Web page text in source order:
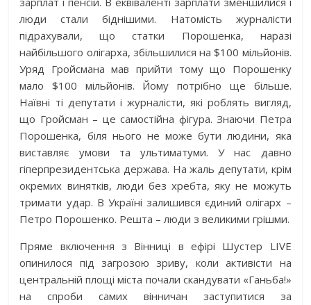
люди стали біднішими. Натомість журналісти
підрахували, що статки Порошенка, наразі
найбільшого олігарха, збільшилися на $100 мільйонів.
Уряд Гройсмана мав прийти тому що Порошенку
мало $100 мільйонів. Йому потрібно ще більше.
Наївні ті депутати і журналісти, які роблять вигляд,
що Гройсман – це самостійна фігура. Знаючи Петра
Порошенка, біля нього не може бути людини, яка
виставляє умови та ультиматуми. У нас давно
гіперпрезидентська держава. На жаль депутати, крім
окремих винятків, люди без хребта, яку не можуть
тримати удар. В Україні залишився єдиний олігарх –
Петро Порошенко. Решта – люди з великими грішми.
Пряме включення з Вінниці в ефірі Шустер LIVE
опинилося під загрозою зриву, коли активісти на
центральній площі міста почали скандувати «Ганьба!»
на спроби самих вінничан заступитися за